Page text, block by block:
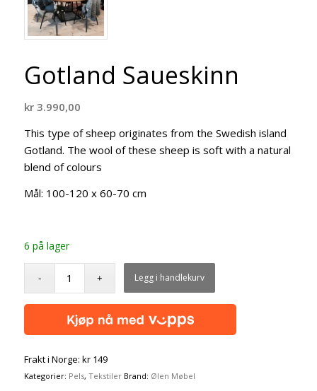
Gotland Saueskinn
kr3.990,00
This type of sheep originates from the Swedish island
Gotland. The wool of these sheep is soft with a natural
blend of colours
Mål: 100-120 x 60-70 cm
6 på lager
Legg i handlekurv
Frakt i Norge: kr 149
Kategorier: Pels, Tekstiler Brand: Ølen Møbel